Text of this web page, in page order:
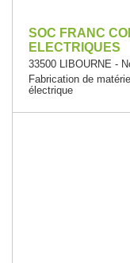
SOC FRANC
ELECTRIQUES
33500 LIBOURNE -
Fabrication de
électrique